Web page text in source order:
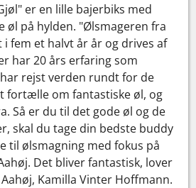
er en lille bajerbiks med
øl på hylden. "Ølsmageren fra
i fem et halvt år år og drives af
har 20 års erfaring som
rejst verden rundt for de
fortælle om fantastiske øl, og
Så er du til det gode øl og de
skal du tage din bedste buddy
til ølsmagning med fokus på
Det bliver fantastisk, lover
Kamilla Vinter Hoffmann.